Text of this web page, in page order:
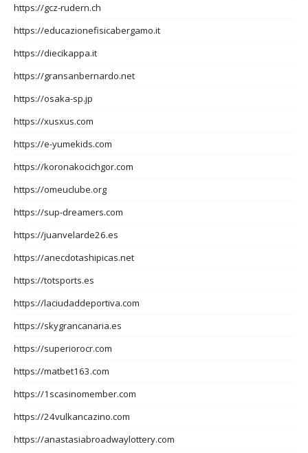
https://gcz-rudern.ch
https://educazionefisicabergamo.it
https://diecikappa.it
https://gransanbernardo.net
https://osaka-sp.jp
https://xusxus.com
https://e-yumekids.com
https://koronakocichgor.com
https://omeuclube.org
https://sup-dreamers.com
https://juanvelarde26.es
https://anecdotashipicas.net
https://totsports.es
https://laciudaddeportiva.com
https://skygrancanaria.es
https://superiorocr.com
https://matbet163.com
https://1scasinomember.com
https://24vulkancazino.com
https://anastasiabroadwaylottery.com